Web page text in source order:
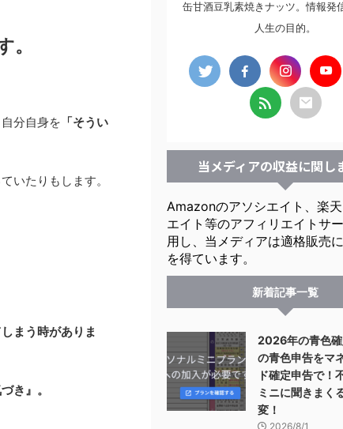
。
分自身を 「そうい
いたりもします。
まう時がありま
き』。
缶甘酒豆乳素焼きナッツ。情報発
人生の目的。
当メディアの収益に関し
Amazonのアソシエイト、楽天
エイト等のアフィリエイトサ
用し、当メディアは適格販売
を得ています。
新着記事一覧
2026年の青色
の青色申告をマ
ド確定申告で！
ミニに聞きまく
変！
2026/8/1